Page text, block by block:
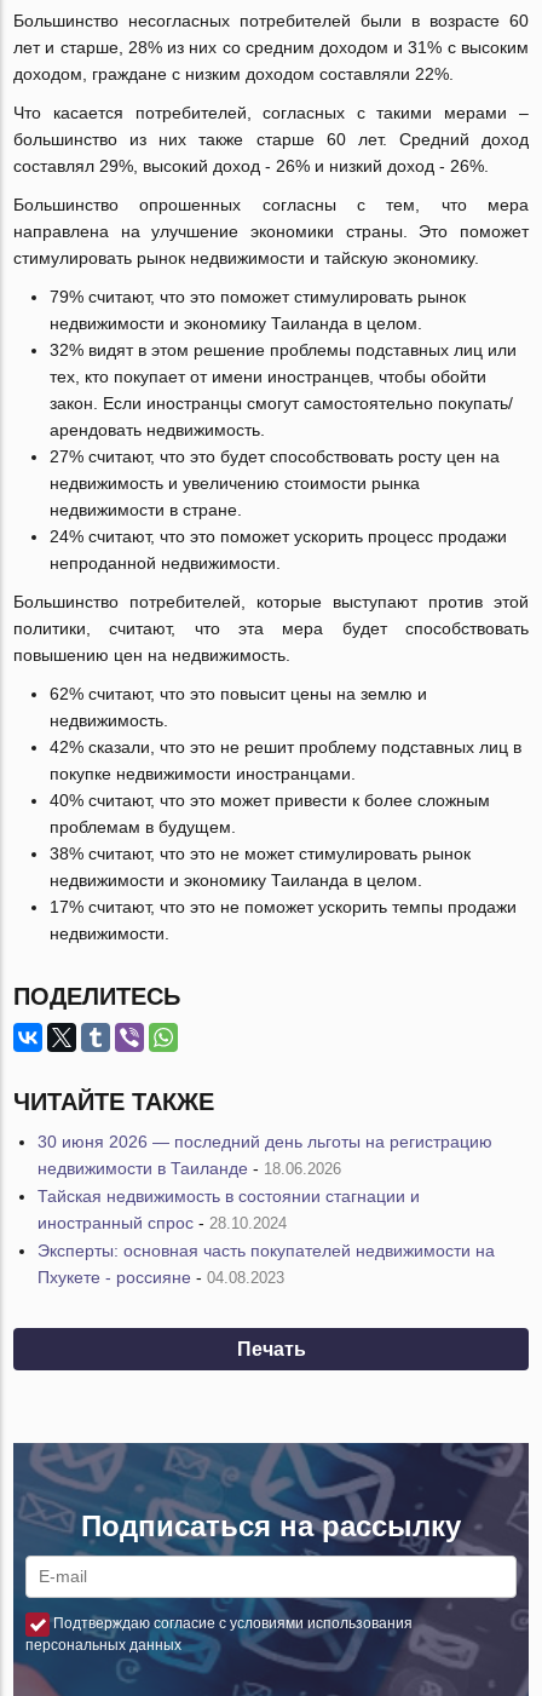
Большинство несогласных потребителей были в возрасте 60
лет и старше, 28% из них со средним доходом и 31% с высоким
доходом, граждане с низким доходом составляли 22%.
Что касается потребителей, согласных с такими мерами –
большинство из них также старше 60 лет. Средний доход
составлял 29%, высокий доход - 26% и низкий доход - 26%.
Большинство опрошенных согласны с тем, что мера
направлена на улучшение экономики страны. Это поможет
стимулировать рынок недвижимости и тайскую экономику.
79% считают, что это поможет стимулировать рынок
недвижимости и экономику Таиланда в целом.
32% видят в этом решение проблемы подставных лиц или
тех, кто покупает от имени иностранцев, чтобы обойти
закон. Если иностранцы смогут самостоятельно покупать/
арендовать недвижимость.
27% считают, что это будет способствовать росту цен на
недвижимость и увеличению стоимости рынка
недвижимости в стране.
24% считают, что это поможет ускорить процесс продажи
непроданной недвижимости.
Большинство потребителей, которые выступают против этой
политики, считают, что эта мера будет способствовать
повышению цен на недвижимость.
62% считают, что это повысит цены на землю и
недвижимость.
42% сказали, что это не решит проблему подставных лиц в
покупке недвижимости иностранцами.
40% считают, что это может привести к более сложным
проблемам в будущем.
38% считают, что это не может стимулировать рынок
недвижимости и экономику Таиланда в целом.
17% считают, что это не поможет ускорить темпы продажи
недвижимости.
ПОДЕЛИТЕСЬ
ЧИТАЙТЕ ТАКЖЕ
30 июня 2026 — последний день льготы на регистрацию
недвижимости в Таиланде - 18.06.2026
Тайская недвижимость в состоянии стагнации и
иностранный спрос - 28.10.2024
Эксперты: основная часть покупателей недвижимости на
Пхукете - россияне -04.08.2023
Печать
Подписаться на рассылку
Подтверждаю согласие с условиями использования
персональных данных